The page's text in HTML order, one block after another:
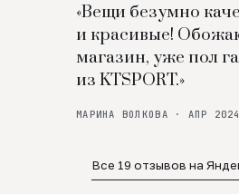
«Вещи безумно
и красивые!
магазин, уже пол
из KTSPORT.»
МАРИНА ВОЛКОВА · АПР 2024
Все 19 отзывов на